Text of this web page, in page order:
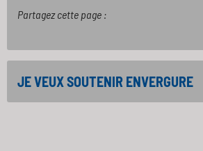
Partagez cette page :
JE VEUX SOUTENIR ENVERGURE